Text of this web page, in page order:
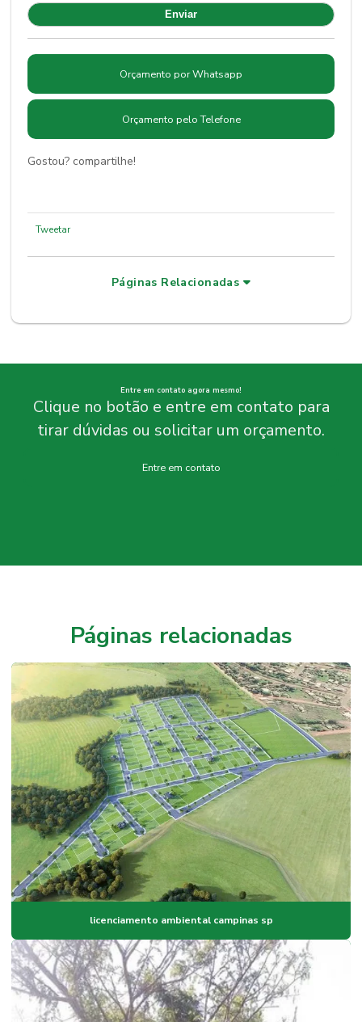
Orçamento por Whatsapp
Orçamento pelo Telefone
Gostou? compartilhe!
Tweetar
Páginas Relacionadas
Entre em contato agora mesmo!
Clique no botão e entre em contato para
tirar dúvidas ou solicitar um orçamento.
Entre em contato
Páginas relacionadas
licenciamento ambiental campinas sp